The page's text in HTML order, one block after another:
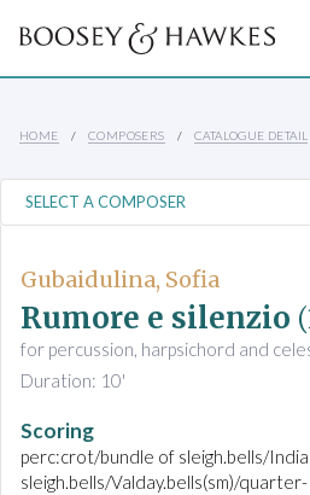
HOME COMPOSERS CATALOGUE DETAIL
Gubaidulina, Sofia
Rumore e silenzio
for percussion, harpsichord and
Duration: 10'
Scoring
perc:crot/bundle of sleigh.bells/
sleigh.bells/Valday.bells(sm)/quarter-